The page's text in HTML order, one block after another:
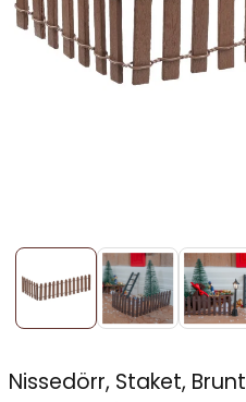
Nissedörr, Staket, Brunt